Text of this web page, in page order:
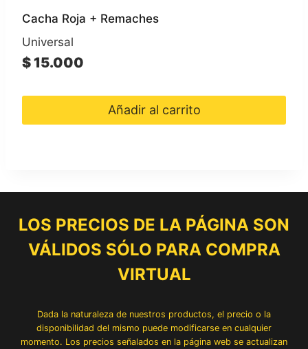
Cacha Roja + Remaches
Universal
$15.000
Añadir al carrito
LOS PRECIOS DE LA PÁGINA SON
VÁLIDOS SÓLO PARA COMPRA
VIRTUAL
Dada la naturaleza de nuestros productos, el precio o la
disponibilidad del mismo puede modificarse en cualquier
momento. Los precios señalados en la página web se actualizan